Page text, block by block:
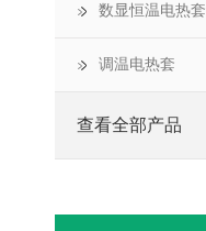
数显恒温电热套
调温电热套
查看全部产品